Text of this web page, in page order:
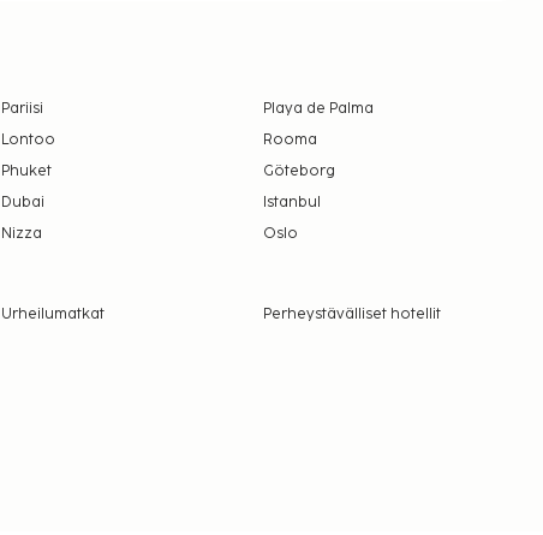
Pariisi
Playa de Palma
Lontoo
Rooma
Phuket
Göteborg
Dubai
Istanbul
Nizza Oslo
Urheilumatkat Perheystävälliset hotellit